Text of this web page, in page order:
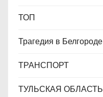
ТОП
Трагедия в Белгороде
ТРАНСПОРТ
ТУЛЬСКАЯ ОБЛАСТЬ